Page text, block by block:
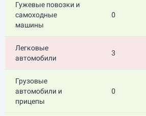
Гужевые повозки и
самоходные
машины
0
Легковые
автомобили
3
Грузовые
автомобили и
прицепы
0